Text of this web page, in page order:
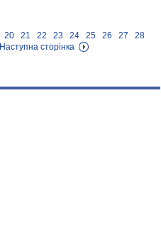
20 21 22 23 24 25 26 27
28
Наступна сторінка